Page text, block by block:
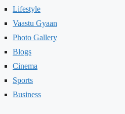
Lifestyle
Vaastu Gyaan
Photo Gallery
Blogs
Cinema
Sports
Business